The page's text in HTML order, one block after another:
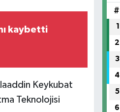
kaybetti
Keykubat
Teknolojisi
#
1
2
3
4
5
6